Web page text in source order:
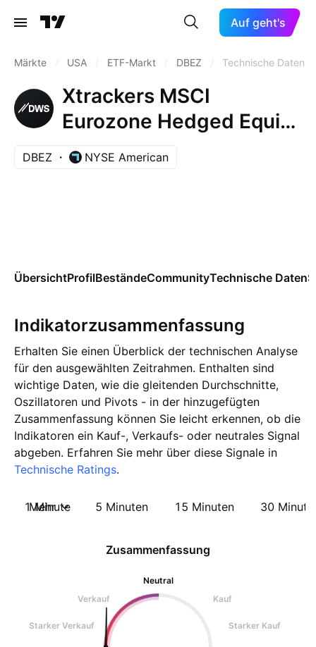
Auf geht's
Märkte USA ETF-Markt DBEZ Technische Daten
Xtrackers MSCI
Eurozone Hedged Equity
ETF
DBEZ NYSE American
ÜbersichtProfilBeständeCommunityTechnische Daten
Indikatorzusammenfassung
Erhalten Sie einen Überblick der technischen Analyse
für den ausgewählten Zeitrahmen. Enthalten sind
wichtige Daten, wie die gleitenden Durchschnitte,
Oszillatoren und Pivots - in der hinzugefügten
Zusammenfassung können Sie leicht erkennen, ob die
Indikatoren ein Kauf-, Verkaufs- oder neutrales Signal
abgeben. Erfahren Sie mehr über diese Signale in
Technische Ratings.
1 Minute 5 Minuten 15 Minuten 30
Mehr
Zusammenfassung
Neutral
Verkauf
Kauf
Starker Verkauf Starker Kauf